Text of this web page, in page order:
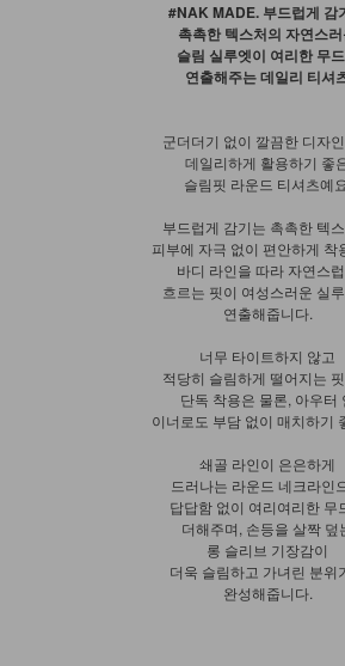
#NAK MADE. 부드럽게 감
촉촉한 텍스처의 자연스
슬림 실루엣이 여리한 무
연출해주는 데일리 티셔
군더더기 없이 깔끔한 디자
데일리하게 활용하기 좋
슬림핏 라운드 티셔츠예
부드럽게 감기는 촉촉한 텍
피부에 자극 없이 편안하게 착
바디 라인을 따라 자연스
흐르는 핏이 여성스러운 실
연출해줍니다.
너무 타이트하지 않고
적당히 슬림하게 떨어지는
단독 착용은 물론, 아우터
이너로도 부담 없이 매치하기
쇄골 라인이 은은하게
드러나는 라운드 네크라인
답답함 없이 여리여리한 무
더해주며, 손등을 살짝 덮
롱 슬리브 기장감이
더욱 슬림하고 가녀린 분위
완성해줍니다.